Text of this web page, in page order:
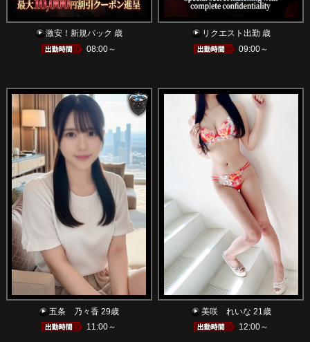
激安！新規パック 歳
08:00～
リクエスト出勤 歳
09:00～
五条 乃々香 29歳
11:00～
美咲 れいな 21歳
12:00～